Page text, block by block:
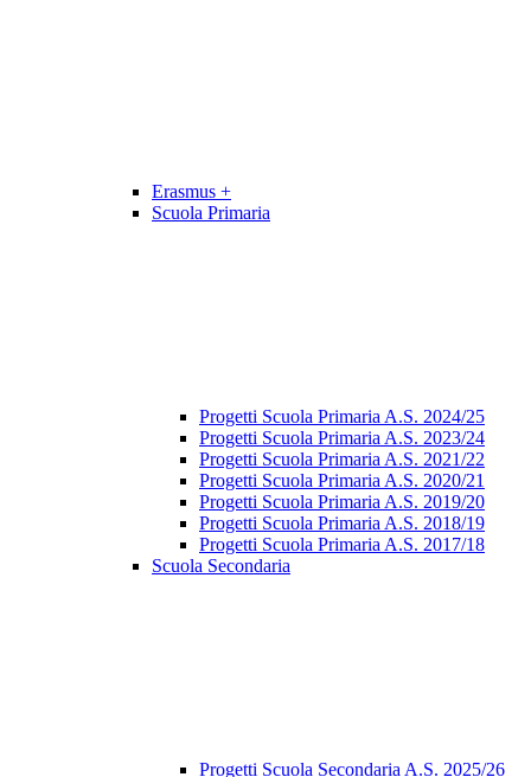
Erasmus +
Scuola Primaria
Progetti Scuola Primaria A.S. 2024/25
Progetti Scuola Primaria A.S. 2023/24
Progetti Scuola Primaria A.S. 2021/22
Progetti Scuola Primaria A.S. 2020/21
Progetti Scuola Primaria A.S. 2019/20
Progetti Scuola Primaria A.S. 2018/19
Progetti Scuola Primaria A.S. 2017/18
Scuola Secondaria
Progetti Scuola Secondaria A.S. 2025/26